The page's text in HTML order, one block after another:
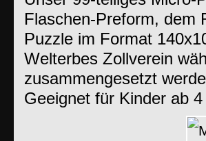
Flaschen-Preform, dem
Puzzle im Format
Welterbes Zollverein
zusammengesetzt
Geeignet für Kinder ab 4